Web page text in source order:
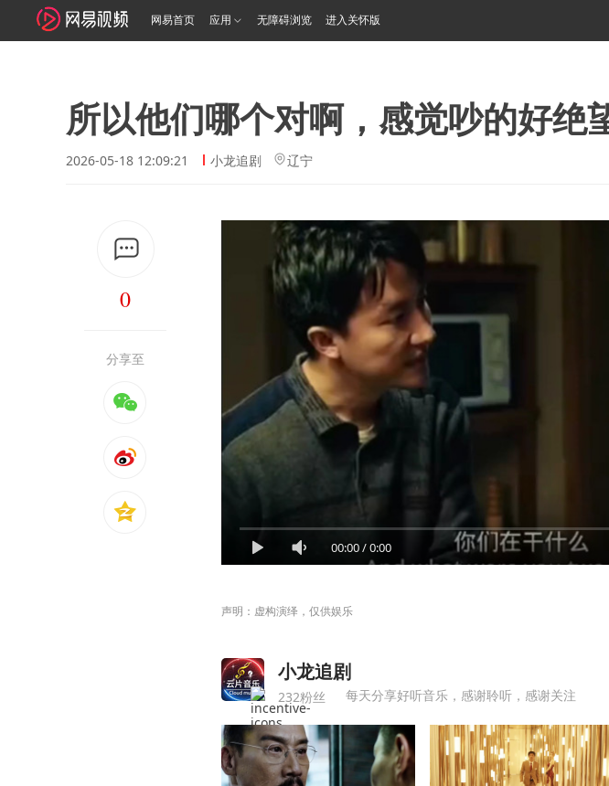
网易首页 应用 无障碍浏览 进入关怀版
所以他们哪个对啊，感觉吵的好绝
2026-05-18 12:09:21 小龙追剧 辽宁
0
分享至
00:00/0:00
声明：虚构演绎，仅供娱乐
小龙追剧
232粉丝 每天分享好听音乐，感谢聆听，感谢关注